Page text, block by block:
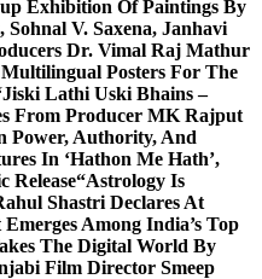
Exhibition Of Paintings By
V. Saxena, Janhavi
Dr. Vimal Raj Mathur
Posters For The
Lathi Uski Bhains –
From Producer MK Rajput
Power, Authority, And
In ‘Hathon Me Hath’,
Release“Astrology Is
Shastri Declares At
Among India’s Top
The Digital World By
Film Director Smeep